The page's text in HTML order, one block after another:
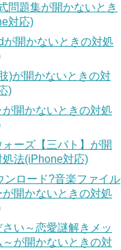
問題集が開かないとき
対応)
が開かないときの対処
)が開かないときの対
)
開かないときの対処
ーズ【三バト】が開
法(iPhone対応)
ンロード?音楽ファイル
開かないときの対処
い～恋愛謎解きメッ
が開かないときの対